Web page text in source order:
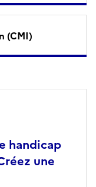
(CMI)
handicap
une